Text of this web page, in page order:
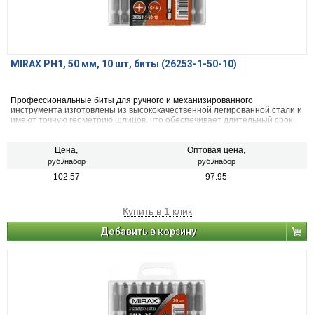
MIRAX PH1, 50 мм, 10 шт, биты (26253-1-50-10)
Профессиональные биты для ручного и механизированного
инструмента изготовлены из высококачественной легированной стали и
имеют точную геометрию шлицов, что обеспечивает длительный срок
Цена,
руб./набор
Оптовая цена,
руб./набор
102.57 97.95
Купить в 1 клик
Добавить в корзину